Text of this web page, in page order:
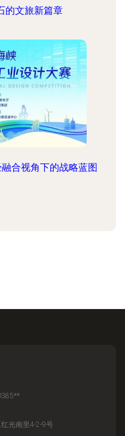
的文旅新篇章
合视角下的战略蓝图
光南里4-2-9号